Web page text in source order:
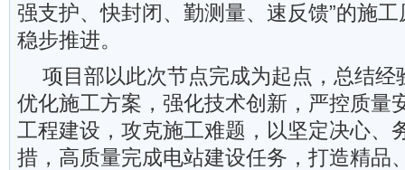
强支护、快封闭、勤测量、速反馈”的施
稳步推进。
项目部以此次节点完成为起点，总结经
优化施工方案，强化技术创新，严控质量
工程建设，攻克施工难题，以坚定决心、
措，高质量完成电站建设任务，打造精品